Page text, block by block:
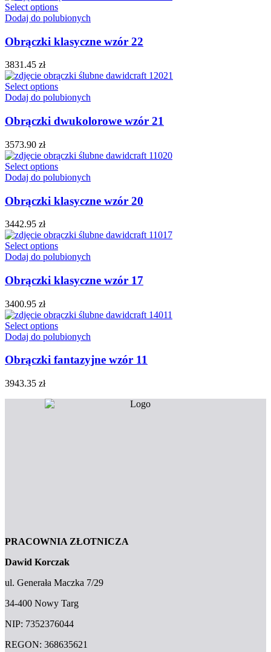
Select options
Dodaj do polubionych
Obrączki klasyczne wzór 22
3831.45 zł
Select options
Dodaj do polubionych
Obrączki dwukolorowe wzór 21
3573.90 zł
Select options
Dodaj do polubionych
Obrączki klasyczne wzór 20
3442.95 zł
Select options
Dodaj do polubionych
Obrączki klasyczne wzór 17
3400.95 zł
Select options
Dodaj do polubionych
Obrączki fantazyjne wzór 11
3943.35 zł
PRACOWNIA ZŁOTNICZA
Dawid Korczak
ul. Generała Maczka 7/29
34-400 Nowy Targ
NIP: 7352376044
REGON: 368635621